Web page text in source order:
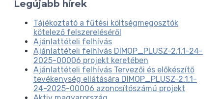
Legújabb hírek
Tájékoztató a fűtési költségmegosztók
kötelező felszereléséről
Ajánlattételi felhívás
Ajánlattételi felhívás DIMOP_PLUSZ-2.1.1-24-
2025-00006 projekt keretében
Ajánlattételi felhívás Tervezői és előkészítő
tevékenység ellátására DIMOP_PLUSZ-2.1.1-
24-2025-00006 azonosítószámú projekt